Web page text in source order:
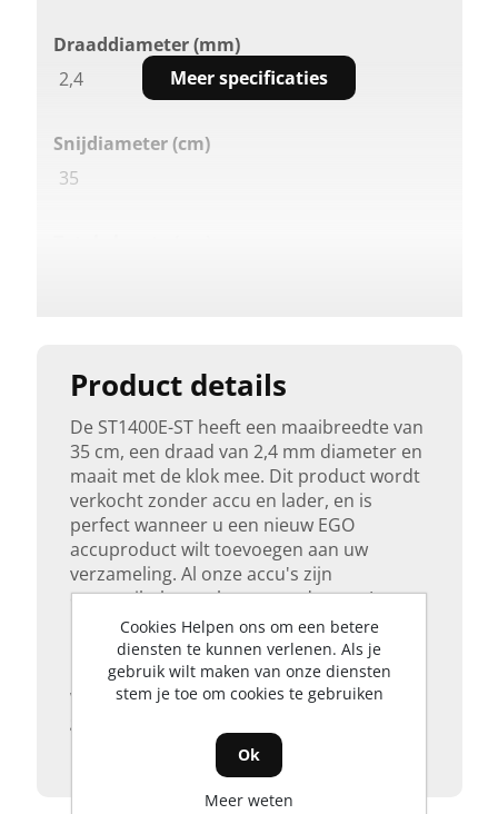
Product details
De ST1400E-ST heeft een maaibreedte van
35 cm, een draad van 2,4 mm diameter en
maait met de klok mee. Dit product wordt
verkocht zonder accu en lader, en is
perfect wanneer u een nieuw EGO
accuproduct wilt toevoegen aan uw
verzameling. Al onze accu's zijn
compatibel met al onze producten. Je
hoeft je dus geen zorgen te maken dat uw
huidige accu niet zou werken met uw
nieuwe tuinmachine. Deze grastrimmer
weegt 3,4 kg zonder accu. Het uiteindelijke
Draaddiameter (mm)
2,4
Snijdiameter (cm)
35
ego power plus
Type maaikop
Powerload
Kit inclusief accu & lader
Nee
Meer specificaties
Cookies Helpen ons om een betere
diensten te kunnen verlenen. Als je
gebruik wilt maken van onze diensten
stem je toe om cookies te gebruiken
Ok
Meer weten